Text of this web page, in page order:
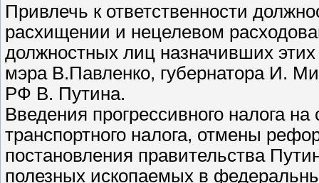
Привлечь к ответственности
расхищении и нецелевом
должностных лиц назначивших
мэра В.Павленко, губернатора И.
РФ В. Путина.
Введения прогрессивного налога
транспортного налога, отмены
постановления правительства
полезных ископаемых в